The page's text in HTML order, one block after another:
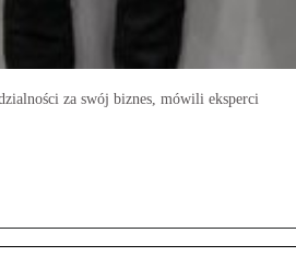
za swój biznes, mówili eksperci